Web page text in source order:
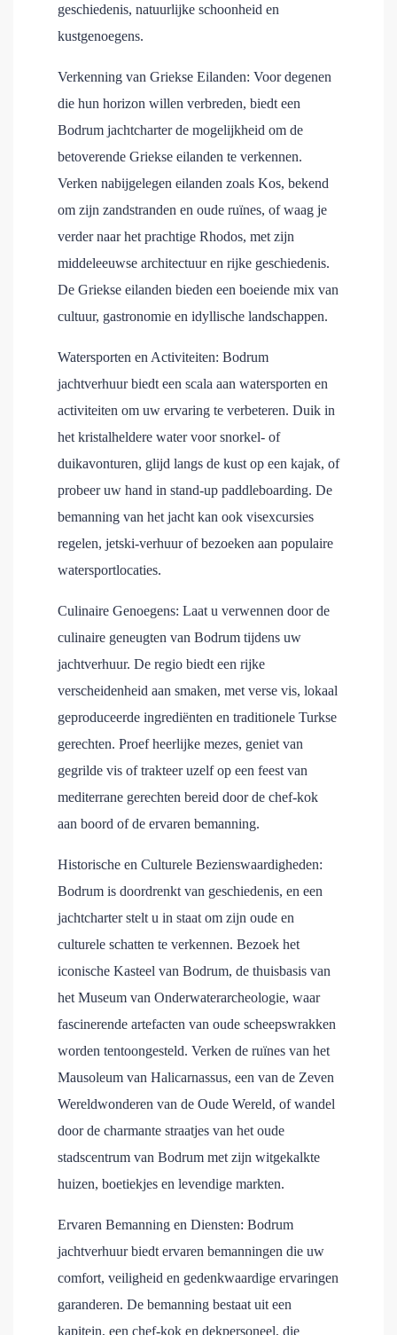
geschiedenis, natuurlijke schoonheid en
kustgenoegens.
Verkenning van Griekse Eilanden: Voor degenen
die hun horizon willen verbreden, biedt een
Bodrum jachtcharter de mogelijkheid om de
betoverende Griekse eilanden te verkennen.
Verken nabijgelegen eilanden zoals Kos, bekend
om zijn zandstranden en oude ruïnes, of waag je
verder naar het prachtige Rhodos, met zijn
middeleeuwse architectuur en rijke geschiedenis.
De Griekse eilanden bieden een boeiende mix van
cultuur, gastronomie en idyllische landschappen.
Watersporten en Activiteiten: Bodrum
jachtverhuur biedt een scala aan watersporten en
activiteiten om uw ervaring te verbeteren. Duik in
het kristalheldere water voor snorkel- of
duikavonturen, glijd langs de kust op een kajak, of
probeer uw hand in stand-up paddleboarding. De
bemanning van het jacht kan ook visexcursies
regelen, jetski-verhuur of bezoeken aan populaire
watersportlocaties.
Culinaire Genoegens: Laat u verwennen door de
culinaire geneugten van Bodrum tijdens uw
jachtverhuur. De regio biedt een rijke
verscheidenheid aan smaken, met verse vis, lokaal
geproduceerde ingrediënten en traditionele Turkse
gerechten. Proef heerlijke mezes, geniet van
gegrilde vis of trakteer uzelf op een feest van
mediterrane gerechten bereid door de chef-kok
aan boord of de ervaren bemanning.
Historische en Culturele Bezienswaardigheden:
Bodrum is doordrenkt van geschiedenis, en een
jachtcharter stelt u in staat om zijn oude en
culturele schatten te verkennen. Bezoek het
iconische Kasteel van Bodrum, de thuisbasis van
het Museum van Onderwaterarcheologie, waar
fascinerende artefacten van oude scheepswrakken
worden tentoongesteld. Verken de ruïnes van het
Mausoleum van Halicarnassus, een van de Zeven
Wereldwonderen van de Oude Wereld, of wandel
door de charmante straatjes van het oude
stadscentrum van Bodrum met zijn witgekalkte
huizen, boetiekjes en levendige markten.
Ervaren Bemanning en Diensten: Bodrum
jachtverhuur biedt ervaren bemanningen die uw
comfort, veiligheid en gedenkwaardige ervaringen
garanderen. De bemanning bestaat uit een
kapitein, een chef-kok en dekpersoneel, die